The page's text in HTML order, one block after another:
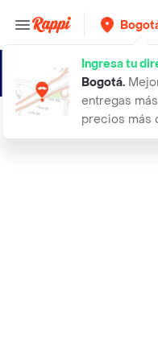
Ingresa tu
Bogotá.
entregas
precios más
36 pantalon